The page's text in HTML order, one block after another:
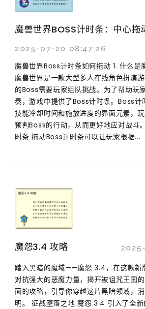
魔兽世界BOSS计时条：中心拖
2025-07-20 08:47:26
魔兽世界Boss计时条如何拖动 1. 什么是
魔兽世界是一款大型多人在线角色扮演
的Boss需要玩家组队挑战。为了帮助玩
奏，游戏中提供了Boss计时条。Boss计
技能冷却时间和施放进度的界面元素，
预判Boss的行动，从而更好地应对战斗
时条 拖动Boss计时条可以让玩家根据...
魔怨3.4 攻略
踏入黑暗的魔域——魔怨 3.4，在这款新
对抗强大的恶魔力量，揭开被诅咒王国
面的攻略，引导你穿越这片黑暗领域，
明。 征战堕落之地 魔怨 3.4 引入了全